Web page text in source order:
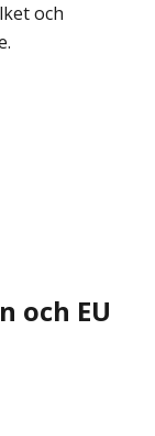
och
och EU